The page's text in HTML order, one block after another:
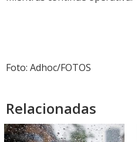
Foto: Adhoc/FOTOS
Relacionadas